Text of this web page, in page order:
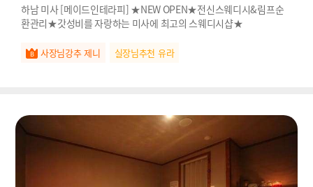
하남 미사 [메이드인테라피] ★NEW OPEN★전신스웨디시&림프순
환관리★갓성비를 자랑하는 미사에 최고의 스웨디시샵★
사장님강추 제니 실장님추천 유라